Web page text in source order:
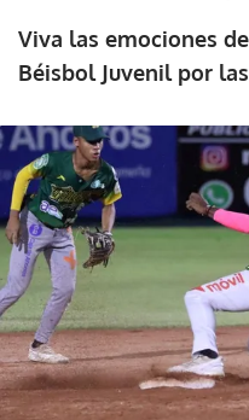
Viva las emociones
Béisbol Juvenil por